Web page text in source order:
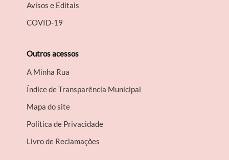
Avisos e Editais
COVID-19
Outros acessos
A Minha Rua
Índice de Transparência Municipal
Mapa do site
Política de Privacidade
Livro de Reclamações